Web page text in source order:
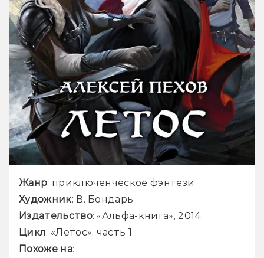
Жанр: приключенческое фэнтези
Художник: В. Бондарь
Издательство: «Альфа-книга», 2014
Цикл: «Летос», часть 1
Похоже на: